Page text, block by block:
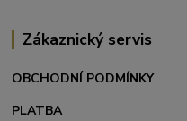
Zákaznický servis
OBCHODNÍ PODMÍNKY
PLATBA